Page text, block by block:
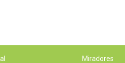
Miradores